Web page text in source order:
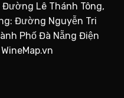
Đường Lê Thánh Tông,
Đường Nguyễn Tri
Phố Đà Nẵng Điện